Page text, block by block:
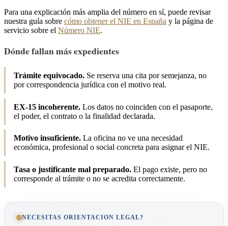
Para una explicación más amplia del número en sí, puede revisar
nuestra guía sobre cómo obtener el NIE en España y la página de
servicio sobre el Número NIE.
Dónde fallan más expedientes
Trámite equivocado. Se reserva una cita por semejanza, no
por correspondencia jurídica con el motivo real.
EX-15 incoherente. Los datos no coinciden con el pasaporte,
el poder, el contrato o la finalidad declarada.
Motivo insuficiente. La oficina no ve una necesidad
económica, profesional o social concreta para asignar el NIE.
Tasa o justificante mal preparado. El pago existe, pero no
corresponde al trámite o no se acredita correctamente.
NECESITAS ORIENTACION LEGAL?